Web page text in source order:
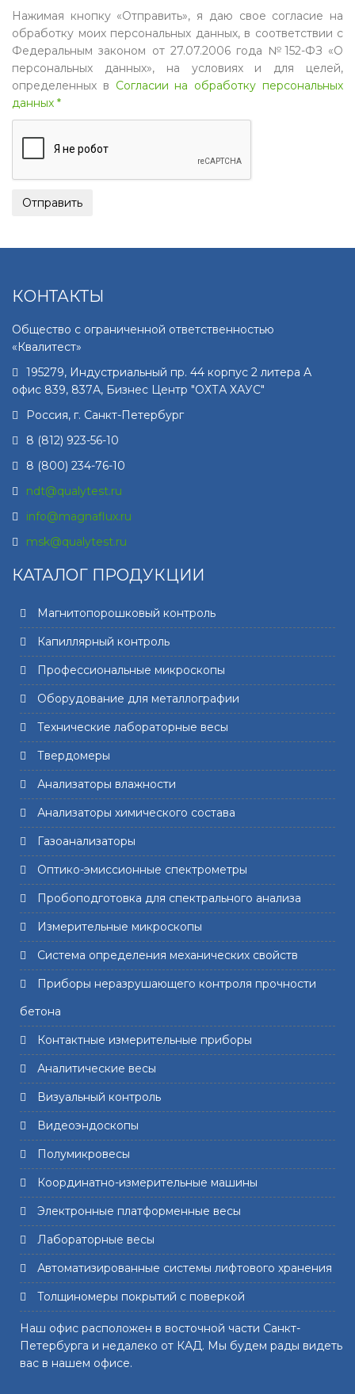
Нажимая кнопку «Отправить», я даю свое согласие на
обработку моих персональных данных, в соответствии с
Федеральным законом от 27.07.2006 года №152-ФЗ «О
персональных данных», на условиях и для целей,
определенных в Согласии на обработку персональных
данных *
КОНТАКТЫ
Общество с ограниченной ответственностью
«Квалитест»
195279, Индустриальный пр. 44 корпус 2 литера А
офис 839, 837А, Бизнес Центр "ОХТА ХАУС"
Россия, г. Санкт-Петербург
8 (812) 923-56-10
8 (800) 234-76-10
ndt@qualytest.ru
info@magnaflux.ru
msk@qualytest.ru
КАТАЛОГ ПРОДУКЦИИ
Магнитопорошковый контроль
Капиллярный контроль
Профессиональные микроскопы
Оборудование для металлографии
Технические лабораторные весы
Твердомеры
Анализаторы влажности
Анализаторы химического состава
Газоанализаторы
Оптико-эмиссионные спектрометры
Пробоподготовка для спектрального анализа
Измерительные микроскопы
Система определения механических свойств
Приборы неразрушающего контроля прочности
бетона
Контактные измерительные приборы
Аналитические весы
Визуальный контроль
Видеоэндоскопы
Полумикровесы
Координатно-измерительные машины
Электронные платформенные весы
Лабораторные весы
Автоматизированные системы лифтового хранения
Толщиномеры покрытий с поверкой
Наш офис расположен в восточной части Санкт-
Петербурга и недалеко от КАД. Мы будем рады видеть
вас в нашем офисе.